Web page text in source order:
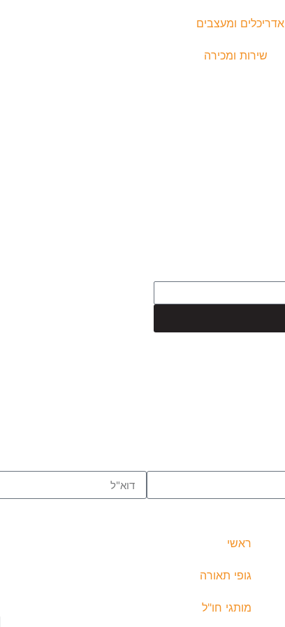
אדריכלים ומעצבים
שירות ומכירה
ראשי
גופי תאורה
מותגי חו"ל